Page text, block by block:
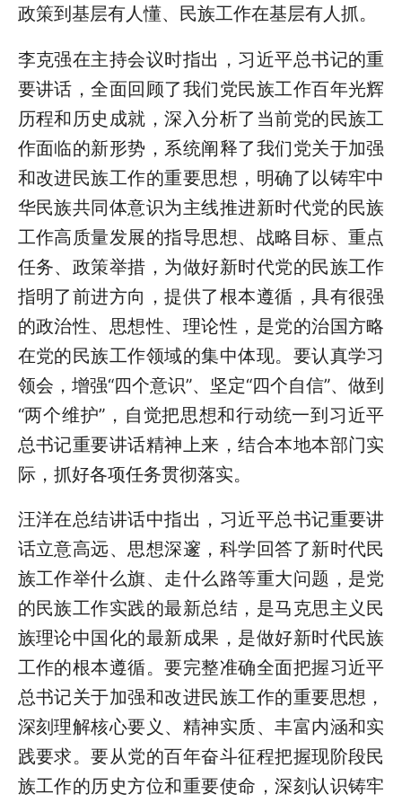
政策到基层有人懂、民族工作在基层有人抓。
李克强在主持会议时指出，习近平总书记的重
要讲话，全面回顾了我们党民族工作百年光辉
历程和历史成就，深入分析了当前党的民族工
作面临的新形势，系统阐释了我们党关于加强
和改进民族工作的重要思想，明确了以铸牢中
华民族共同体意识为主线推进新时代党的民族
工作高质量发展的指导思想、战略目标、重点
任务、政策举措，为做好新时代党的民族工作
指明了前进方向，提供了根本遵循，具有很强
的政治性、思想性、理论性，是党的治国方略
在党的民族工作领域的集中体现。要认真学习
领会，增强“四个意识”、坚定“四个自信”、做到
“两个维护”，自觉把思想和行动统一到习近平
总书记重要讲话精神上来，结合本地本部门实
际，抓好各项任务贯彻落实。
汪洋在总结讲话中指出，习近平总书记重要讲
话立意高远、思想深邃，科学回答了新时代民
族工作举什么旗、走什么路等重大问题，是党
的民族工作实践的最新总结，是马克思主义民
族理论中国化的最新成果，是做好新时代民族
工作的根本遵循。要完整准确全面把握习近平
总书记关于加强和改进民族工作的重要思想，
深刻理解核心要义、精神实质、丰富内涵和实
践要求。要从党的百年奋斗征程把握现阶段民
族工作的历史方位和重要使命，深刻认识铸牢